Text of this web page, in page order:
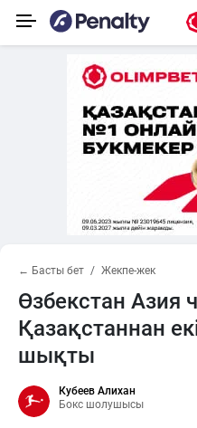
← Басты бет Жекпе-жек
Өзбекстан Азия
Қазақстаннан
шықты
Кубеев Алихан
Бокс шолушысы